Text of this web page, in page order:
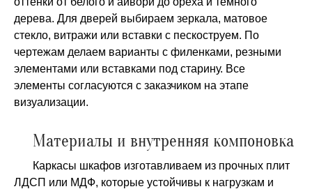
дерева. Для дверей выбираем зеркала, матовое
стекло, витражи или вставки с пескоструем. По
чертежам делаем варианты с филенками, резными
элементами или вставками под старину. Все
элементы согласуются с заказчиком на этапе
визуализации.
Материалы и внутренняя компоновка
Каркасы шкафов изготавливаем из прочных плит
ЛДСП или МДФ, которые устойчивы к нагрузкам и